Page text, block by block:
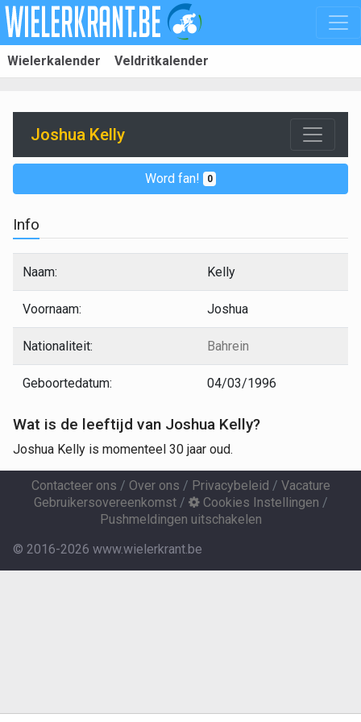
Wielerkalender Veldritkalender
Joshua Kelly
Word fan! 0
Info
Naam: Kelly
Voornaam: Joshua
Nationaliteit: Bahrein
Geboortedatum: 04/03/1996
Wat is de leeftijd van Joshua Kelly?
Joshua Kelly is momenteel 30 jaar oud.
Contacteer ons / Over ons / Privacybeleid / Vacature
Gebruikersovereenkomst/ Cookies Instellingen /
Pushmeldingen uitschakelen
© 2016-2026 www.wielerkrant.be